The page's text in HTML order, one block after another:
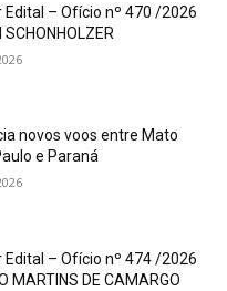
Edital – Ofício nº 470 /2026
SCHONHOLZER
novos voos entre Mato
e Paraná
Edital – Ofício nº 474 /2026
MARTINS DE CAMARGO